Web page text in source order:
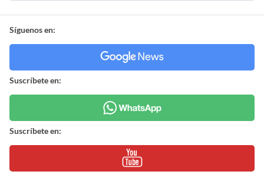
Síguenos en:
Suscríbete en:
Suscríbete en: